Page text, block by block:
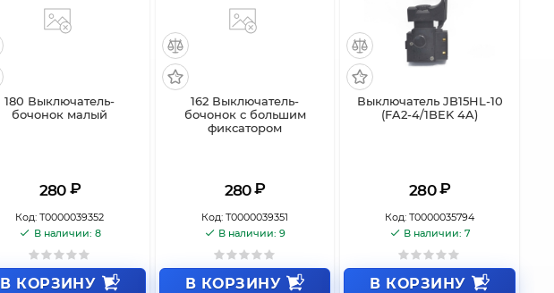
180 Выключатель-
бочонок малый
280 ₽
Код: Т0000039352
В наличии: 8
В КОРЗИНУ
162 Выключатель-
бочонок с большим
фиксатором
280 ₽
Код: Т0000039351
В наличии: 9
В КОРЗИНУ
Выключатель JB15HL-10
(FA2-4/1BEK 4A)
280 ₽
Код: Т0000035794
В наличии: 7
В КОРЗИНУ